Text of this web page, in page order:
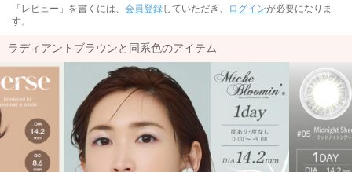
「レビュー」を書くには、 会員登録していただき、 ログインが必要になりま
す。
ラディアントブラウンと同系色のアイテム